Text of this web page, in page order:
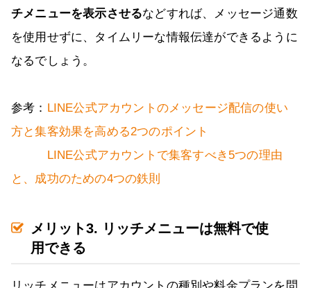
チメニューを表示させるなどすれば、メッセージ通数
を使用せずに、タイムリーな情報伝達ができるように
なるでしょう。
参考： LINE公式アカウントのメッセージ配信の使い
方と集客効果を高める2つのポイント
LINE公式アカウントで集客すべき5つの理由
と、成功のための4つの鉄則
メリット3. リッチメニューは無料で使
用できる